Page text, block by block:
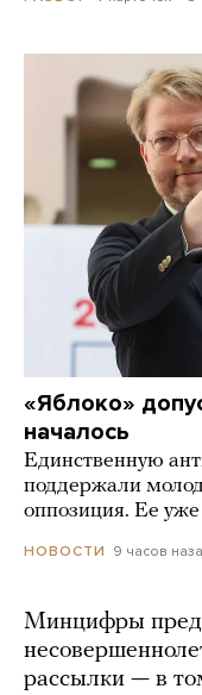
«Яблоко»
началось
Единственную
поддержали
оппозиция. Ее
НОВОСТИ 9 часов
Минцифры
рассылки — в